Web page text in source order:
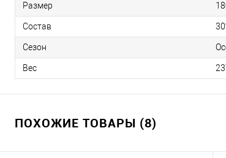
Размер
Состав
Сезон
Вес
ПОХОЖИЕ ТОВАРЫ (8)